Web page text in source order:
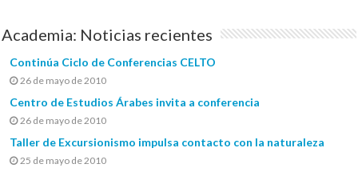
Academia: Noticias recientes
Continúa Ciclo de Conferencias CELTO
26 de mayo de 2010
Centro de Estudios Árabes invita a conferencia
26 de mayo de 2010
Taller de Excursionismo impulsa contacto con la naturaleza
25 de mayo de 2010